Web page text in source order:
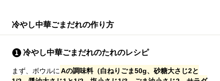
冷やし中華ごまだれの作り方
冷やし中華ごまだれのたれのレシピ
まず、ボウルに Aの調味料（白ねりごま50g、砂糖大さじ2と